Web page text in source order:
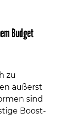
Budget
zu
äußerst
sind
Boost-